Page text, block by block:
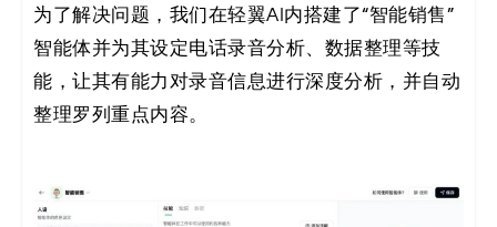
为了解决问题，我们在轻翼AI内搭建了“智能销售”
智能体并为其设定电话录音分析、数据整理等技
能，让其有能力对录音信息进行深度分析，并自动
整理罗列重点内容。